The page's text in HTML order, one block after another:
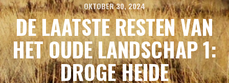
OKTOBER 30, 2024
DE LAATSTE RESTEN VAN
HET OUDE LANDSCHAP 1:
DROGE HEIDE